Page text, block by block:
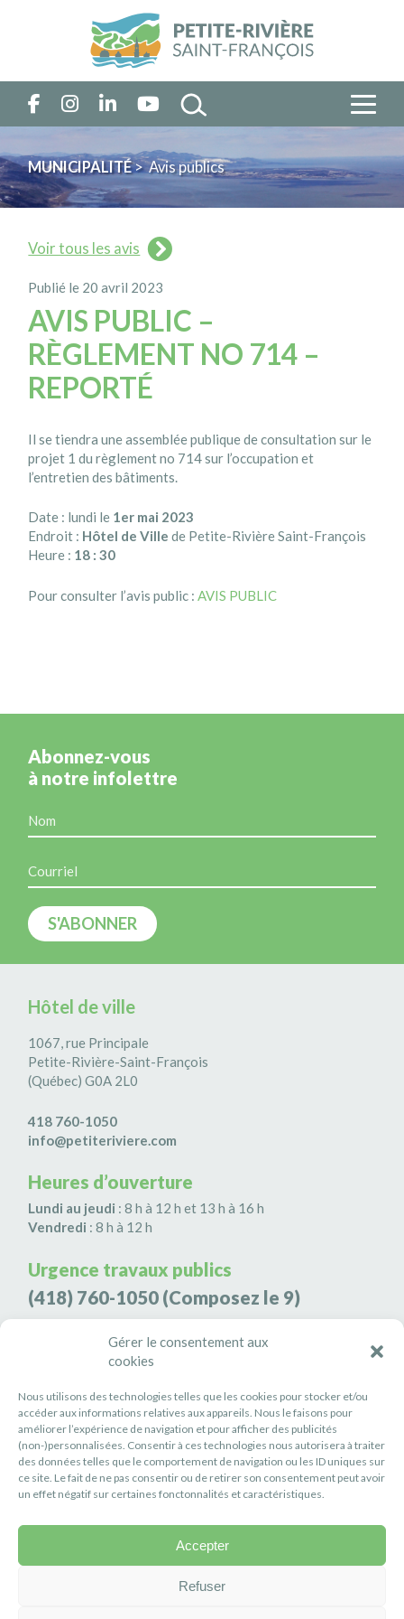
Gérer le consentement aux
cookies
Nous utilisons des technologies telles que les cookies pour stocker et/ou
accéder aux informations relatives aux appareils. Nous le faisons pour
améliorer l’expérience de navigation et pour afficher des publicités
(non-)personnalisées. Consentir à ces technologies nous autorisera à traiter
des données telles que le comportement de navigation ou les ID uniques sur
ce site. Le fait de ne pas consentir ou de retirer son consentement peut avoir
un effet négatif sur certaines fonctonnalités et caractéristiques.
Accepter
Refuser
MUNICIPALITÉ> Avis publics
Voir tous les avis
Publié le 20 avril 2023
AVIS PUBLIC –
RÈGLEMENT NO 714 –
REPORTÉ
Il se tiendra une assemblée publique de consultation sur le
projet 1 du règlement no 714 sur l’occupation et
l’entretien des bâtiments.
Date : lundi le 1er mai 2023
Endroit : Hôtel de Ville de Petite-Rivière Saint-François
Heure : 18 : 30
Pour consulter l’avis public : AVIS PUBLIC
Abonnez-vous
à notre infolettre
Hôtel de ville
1067, rue Principale
Petite-Rivière-Saint-François
(Québec) G0A 2L0
418 760-1050
info@petiteriviere.com
Heures d’ouverture
Lundi au jeudi : 8 h à 12 h et 13 h à 16 h
Vendredi : 8 h à 12 h
Urgence travaux publics
(418) 760-1050 (Composez le 9)
Agence de sécurité S3K9
(418) 808-9566
#PETITERIVIÈRE
Suivez-nous
Politique de confidentialité
Réalisation :Axe Création